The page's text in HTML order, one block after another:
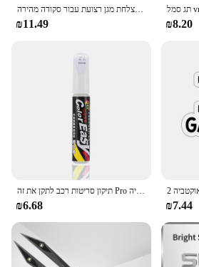
רכב אחורי תא מטען דלת פגוש משמר צלחת מגן רצועת עבור סקודה מהירה Spaceback NH1 NH3 NA2 עור נגד שריטות בר מדבקה
₪11.49 ₪8.20
₪6.68 ₪7.44